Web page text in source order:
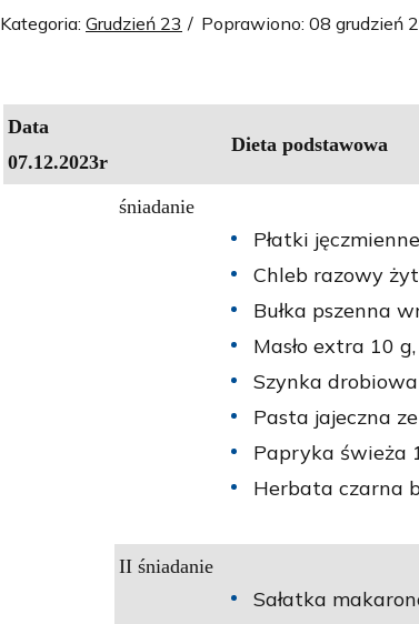
Kategoria: Grudzień 23 Poprawiono: 08 grudzień
Data
07.12.2023r
Dieta podstawowa
śniadanie
Płatki
Chleb razowy
Bułka pszenna
Masło extra 10 g,
Szynka
Pasta jajeczna
Papryka świeża
Herbata czarna
II śniadanie
Sałatka